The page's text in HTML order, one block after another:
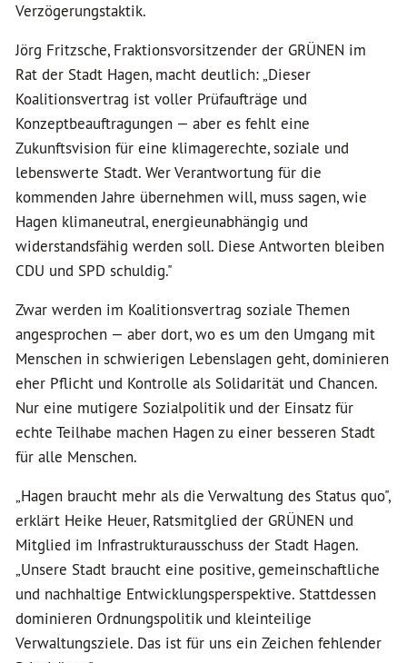
Verzögerungstaktik.
Jörg Fritzsche, Fraktionsvorsitzender der GRÜNEN im
Rat der Stadt Hagen, macht deutlich: „Dieser
Koalitionsvertrag ist voller Prüfaufträge und
Konzeptbeauftragungen — aber es fehlt eine
Zukunftsvision für eine klimagerechte, soziale und
lebenswerte Stadt. Wer Verantwortung für die
kommenden Jahre übernehmen will, muss sagen, wie
Hagen klimaneutral, energieunabhängig und
widerstandsfähig werden soll. Diese Antworten bleiben
CDU und SPD schuldig."
Zwar werden im Koalitionsvertrag soziale Themen
angesprochen — aber dort, wo es um den Umgang mit
Menschen in schwierigen Lebenslagen geht, dominieren
eher Pflicht und Kontrolle als Solidarität und Chancen.
Nur eine mutigere Sozialpolitik und der Einsatz für
echte Teilhabe machen Hagen zu einer besseren Stadt
für alle Menschen.
„Hagen braucht mehr als die Verwaltung des Status quo",
erklärt Heike Heuer, Ratsmitglied der GRÜNEN und
Mitglied im Infrastrukturausschuss der Stadt Hagen.
„Unsere Stadt braucht eine positive, gemeinschaftliche
und nachhaltige Entwicklungsperspektive. Stattdessen
dominieren Ordnungspolitik und kleinteilige
Verwaltungsziele. Das ist für uns ein Zeichen fehlender